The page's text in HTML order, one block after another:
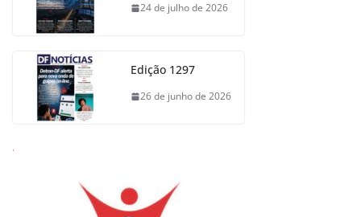
24 de julho de 2026
Edição 1297
26 de junho de 2026